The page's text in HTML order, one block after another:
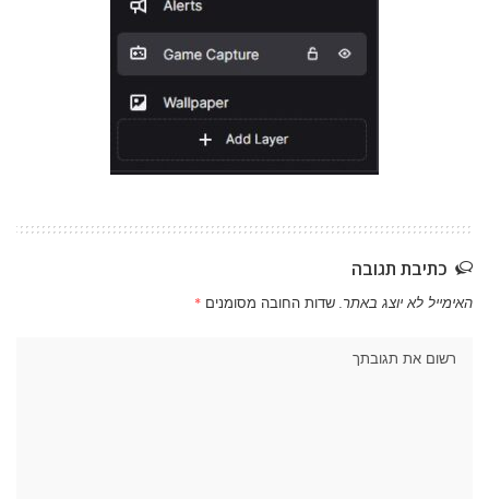
כתיבת תגובה
האימייל לא יוצג באתר. שדות החובה מסומנים *